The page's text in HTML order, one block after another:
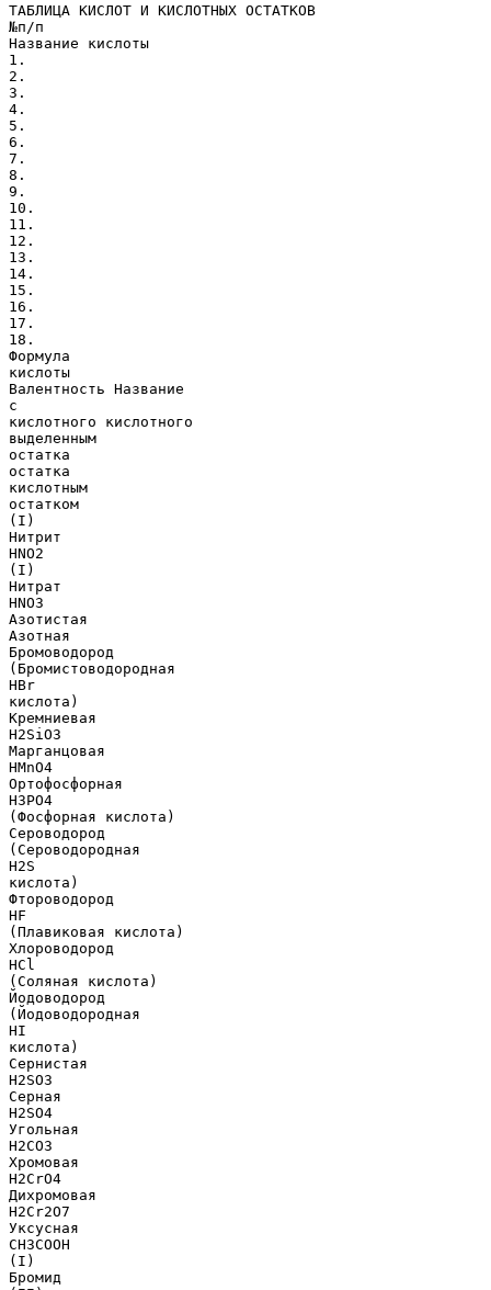
ТАБЛИЦА КИСЛОТ И КИСЛОТНЫХ ОСТАТКОВ
№п/п
Название кислоты
1.
2.
3.
4.
5.
6.
7.
8.
9.
10.
11.
12.
13.
14.
15.
16.
17.
18.
Формула
кислоты
Валентность Название
с
кислотного кислотного
выделенным
остатка
остатка
кислотным
остатком
(I)
Нитрит
HNO2
(I)
Нитрат
HNO3
Азотистая
Азотная
Бромоводород
(Бромистоводородная
HBr
кислота)
Кремниевая
H2SiO3
Марганцовая
HMnO4
Ортофосфорная
H3PO4
(Фосфорная кислота)
Сероводород
(Сероводородная
H2S
кислота)
Фтороводород
HF
(Плавиковая кислота)
Хлороводород
HCl
(Соляная кислота)
Йодоводород
(Йодоводородная
HI
кислота)
Сернистая
H2SO3
Серная
H2SO4
Угольная
H2CO3
Хромовая
H2CrO4
Дихромовая
H2Cr2O7
Уксусная
CH3COOH
(I)
Бромид